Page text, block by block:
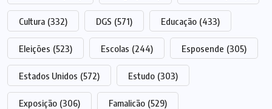
Cultura (332) DGS (571) Educação (433)
Eleições (523) Escolas (244) Esposende (305)
Estados Unidos (572) Estudo (303)
Exposição (306) Famalicão (529)